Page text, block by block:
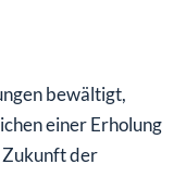
bewältigt,
einer Erholung
Zukunft der